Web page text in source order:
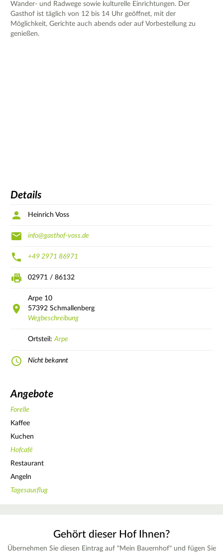
Wander- und Radwege sowie kulturelle Einrichtungen. Der
Gasthof ist täglich von 12 bis 14 Uhr geöffnet, mit der
Möglichkeit, Gerichte auch abends oder auf Vorbestellung zu
genießen.
Details
Heinrich Voss
info@gasthof-voss.de
+49 2971 86971
02971 / 86132
Arpe 10
57392 Schmallenberg
Wegbeschreibung
Ortsteil:Arpe
Nicht bekannt
Angebote
Forelle
Kaffee
Kuchen
Hofcafé
Restaurant
Angeln
Tagesausflug
Gehört dieser Hof Ihnen?
Übernehmen Sie diesen Eintrag auf "Mein Bauernhof" und fügen Sie